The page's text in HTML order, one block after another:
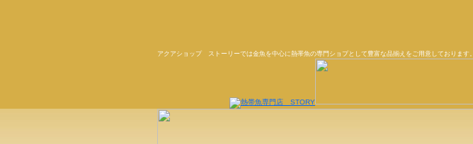
アクアショップ ストーリーでは金魚を中心に熱帯魚の専門ショプとして豊富な品揃えをご用意しております。